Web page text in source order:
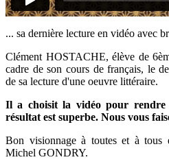
... sa dernière lecture en vidéo avec
Clément HOSTACHE, élève de
cadre de son cours de français, le
de sa lecture d'une oeuvre littéraire.
Il a choisit la vidéo pour rendre
résultat est superbe. Nous vous
Bon visionnage à toutes et à tous
Michel GONDRY.